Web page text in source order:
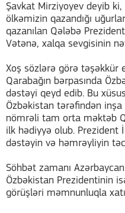
Şavkat Mirziyoyev deyib ki,
ölkəmizin qazandığı
qazanılan Qələbə
Vətənə, xalqa sevgisinin
Xoş sözlərə görə təşəkkür
Qarabağın bərpasında
dəstəyi qeyd edib. Bu
Özbəkistan tərəfindən inşa
nömrəli tam orta məktəb
ilk hədiyyə olub. Prezident
dəstəyin və həmrəyliyin
Söhbət zamanı
Özbəkistan Prezidentinin
görüşləri məmnunluqla